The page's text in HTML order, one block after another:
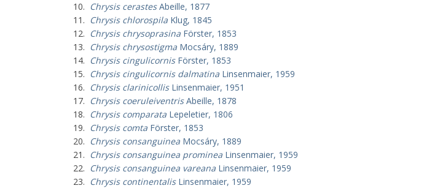
Chrysis cerastesAbeille, 1877
Chrysis chlorospila Klug, 1845
Chrysis chrysoprasina Förster, 1853
Chrysis chrysostigma Mocsáry, 1889
Chrysis cingulicornis Förster, 1853
Chrysis cingulicornis dalmatina Linsenmaier, 1959
Chrysis clarinicollis Linsenmaier, 1951
Chrysis coeruleiventrisAbeille, 1878
Chrysis comparata Lepeletier, 1806
Chrysis comta Förster, 1853
Chrysis consanguinea Mocsáry, 1889
Chrysis consanguinea prominea Linsenmaier, 1959
Chrysis consanguinea vareana Linsenmaier, 1959
Chrysis continentalis Linsenmaier, 1959